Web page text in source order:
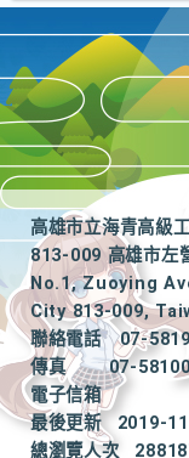
高雄市立海青高級
813-009 高雄市左
No.1, Zuoying
City 813-009,
聯絡電話
07-
傳真
07-
電子信箱
最後更新
2019-
總瀏覽人次